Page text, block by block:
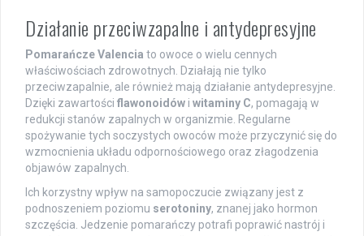
Działanie przeciwzapalne i antydepresyjne
Pomarańcze Valencia to owoce o wielu cennych
właściwościach zdrowotnych. Działają nie tylko
przeciwzapalnie, ale również mają działanie antydepresyjne.
Dzięki zawartości flawonoidów i witaminy C, pomagają w
redukcji stanów zapalnych w organizmie. Regularne
spożywanie tych soczystych owoców może przyczynić się do
wzmocnienia układu odpornościowego oraz złagodzenia
objawów zapalnych.
Ich korzystny wpływ na samopoczucie związany jest z
podnoszeniem poziomu serotoniny, znanej jako hormon
szczęścia. Jedzenie pomarańczy potrafi poprawić nastrój i